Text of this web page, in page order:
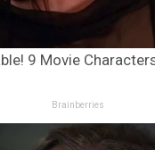
9 Movie
Brainberries